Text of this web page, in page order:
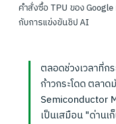
คำสั่งซื้อ TPU ของ
กับการแข่งขันชิป AI
ตลอดช่วงเวลาที่
ก้าวกระโดด ตลา
Semiconductor
เป็นเสมือน "ด่าน